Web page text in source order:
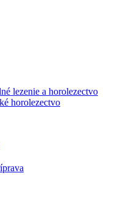
lezenie a horolezectvo
horolezectvo